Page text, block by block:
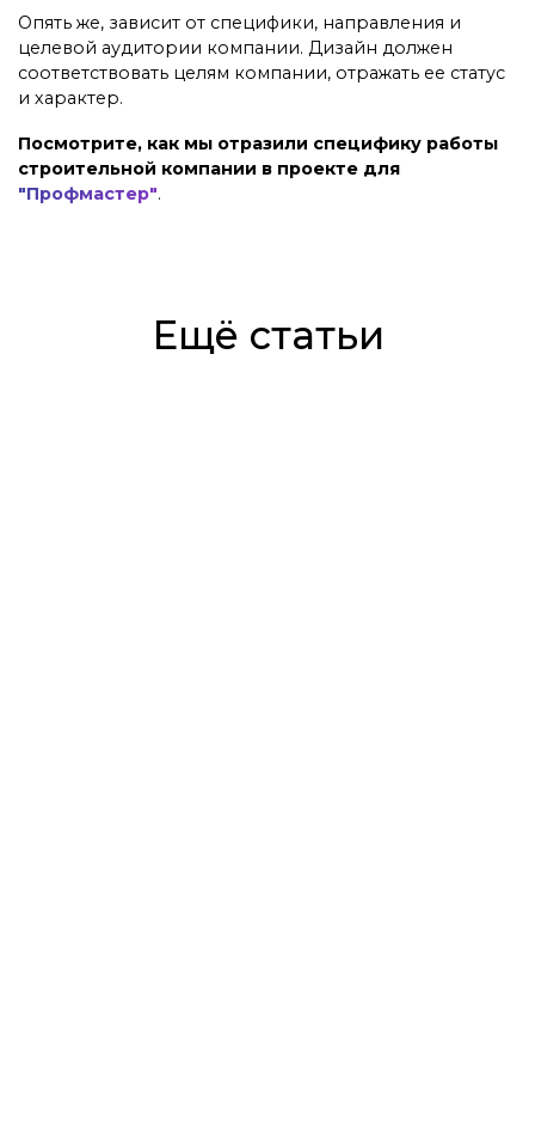
Опять же, зависит от специфики, направления и
целевой аудитории компании. Дизайн должен
соответствовать целям компании, отражать ее статус
и характер.
Посмотрите, как мы отразили специфику работы
строительной компании в проекте для
"Профмастер".
Ещё статьи